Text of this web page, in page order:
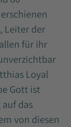
Leiter der
für ihr
Loyal
Gott ist
das
von diesen